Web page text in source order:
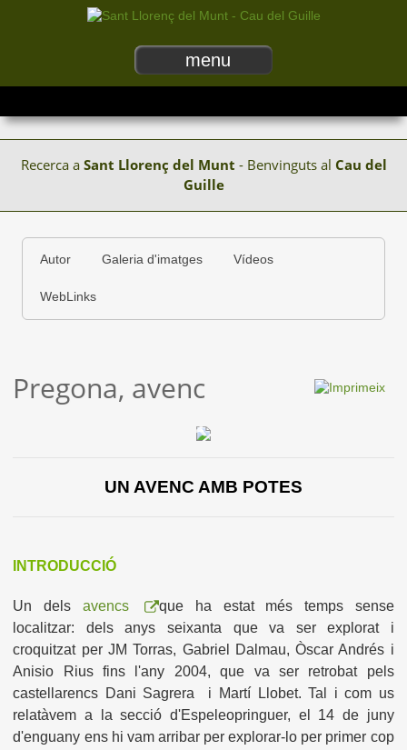
menu
Recerca a Sant Llorenç del Munt - Benvinguts al Cau del
Guille
Autor Galeria d'imatges Vídeos
WebLinks
Pregona, avenc
UN AVENC AMB POTES
INTRODUCCIÓ
Un dels avencs
que ha estat més temps sense
localitzar: dels anys seixanta que va ser explorat i
croquitzat per JM Torras, Gabriel Dalmau, Òscar Andrés i
Anisio Rius fins l'any 2004, que va ser retrobat pels
castellarencs Dani Sagrera i Martí Llobet. Tal i com us
relatàvem a la secció d'Espeleopringuer, el 14 de juny
d'enguany ens hi vam arribar per explorar-lo per primer cop